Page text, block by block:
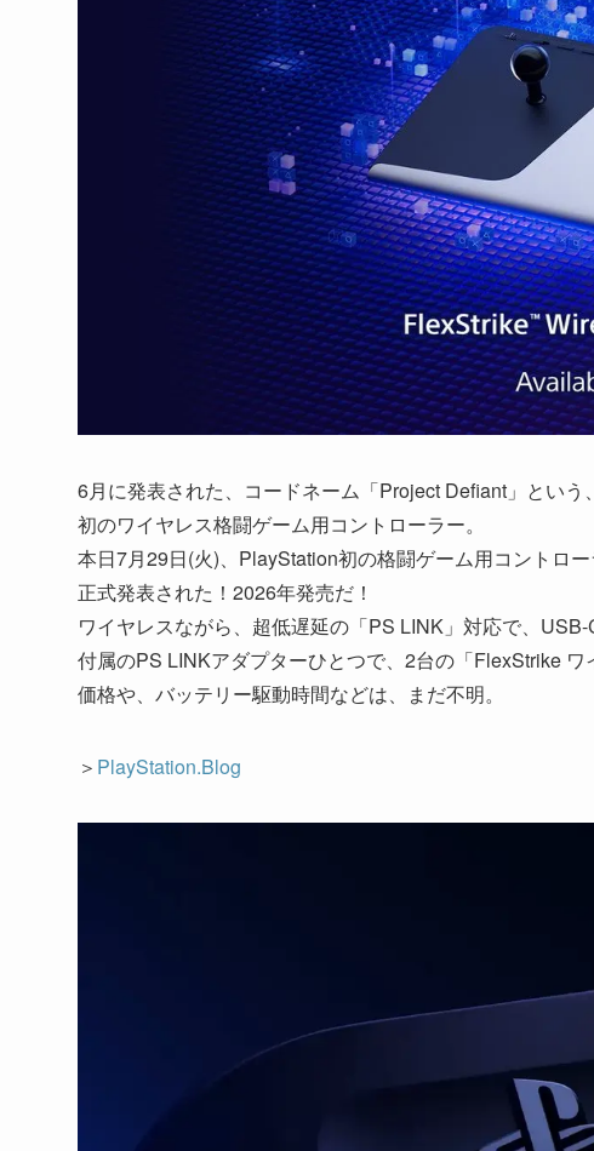
6月に発表された、コードネーム「Project Defiant」とい
初のワイヤレス格闘ゲーム用コントローラー。
本日7月29日(火)、PlayStation初の格闘ゲーム用コントロ
正式発表された！2026年発売だ！
ワイヤレスながら、超低遅延の「PS LINK」対応で、USB-
付属のPS LINKアダプターひとつで、2台の「FlexStrike ワ
価格や、バッテリー駆動時間などは、まだ不明。
＞ PlayStation.Blog